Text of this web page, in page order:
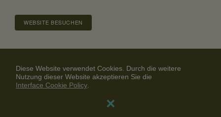
Diese Website verwendet Cookies. Durch die weitere
Nutzung dieser Website akzeptieren Sie die
Interface Cookie Policy
×
WEBSITE BESUCHEN
Community Guidelines
Datenschutzrichtlinien
Haftungsausschluss
Kontaktiere uns
© 2024 Interface, Inc. All rights reserved.